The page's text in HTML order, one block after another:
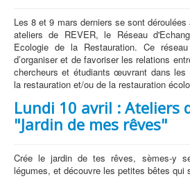
Les 8 et 9 mars derniers se sont
ateliers de REVER, le Réseau
Ecologie de la Restauration. Ce
d’organiser et de favoriser les relations
chercheurs et étudiants œuvrant dans les
la restauration et/ou de la restauration
Lundi 10 avril : Ateliers
"Jardin de mes rêves"
Crée le jardin de tes rêves, sèmes-y
légumes, et découvre les petites bêtes qui